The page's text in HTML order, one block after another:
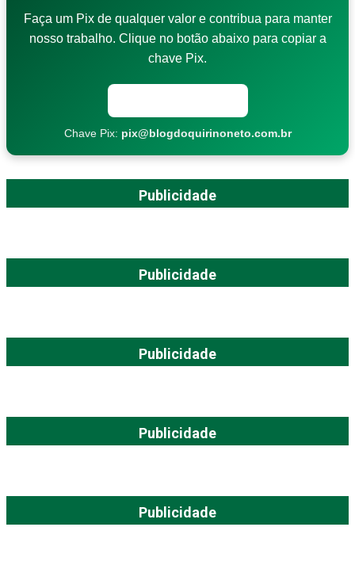
Faça um Pix de qualquer valor e contribua para manter
nosso trabalho. Clique no botão abaixo para copiar a
chave Pix.
Chave Pix: pix@blogdoquirinoneto.com.br
Publicidade
Publicidade
Publicidade
Publicidade
Publicidade